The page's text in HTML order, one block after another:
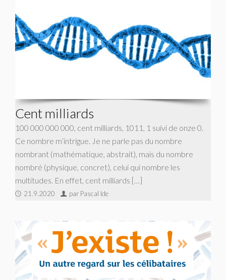
Cent milliards
100 000 000 000, cent milliards, 1011, 1 suivi de onze 0.
Ce nombre m’intrigue. Je ne parle pas du nombre
nombrant (mathématique, abstrait), mais du nombre
nombré (physique, concret), celui qui nombre les
multitudes. En effet, cent milliards […]
21.9.2020 par Pascal Ide